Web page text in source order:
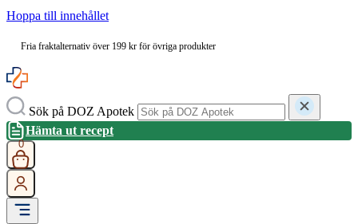
Hoppa till innehållet
Fria fraktalternativ över 199 kr för övriga produkter
Sök på DOZ Apotek
Hämta ut recept
0